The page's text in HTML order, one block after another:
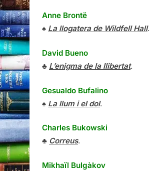
Anne Brontë
♠ La llogatera de Wildfell Hall.
David Bueno
♣ L’enigma de la llibertat.
Gesualdo Bufalino
♠ La llum i el dol.
Charles Bukowski
♣ Correus.
Mikhaïl Bulgàkov